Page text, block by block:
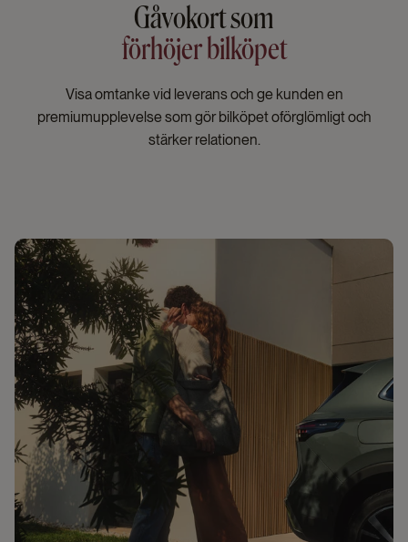
Gåvokort som
förhöjer bilköpet
Visa omtanke vid leverans och ge kunden en
premiumupplevelse som gör bilköpet oförglömligt och
stärker relationen.